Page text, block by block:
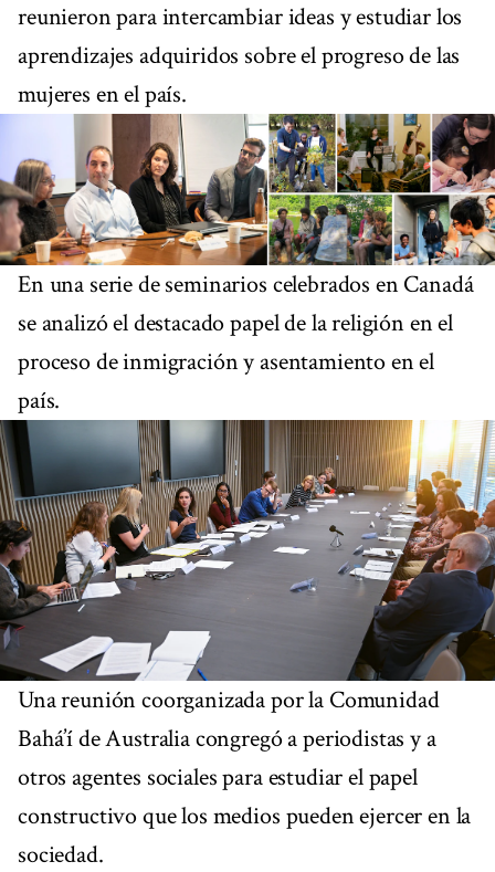
reunieron para intercambiar ideas y estudiar los
aprendizajes adquiridos sobre el progreso de las
mujeres en el país.
En una serie de seminarios celebrados en Canadá
se analizó el destacado papel de la religión en el
proceso de inmigración y asentamiento en el
país.
Una reunión coorganizada por la Comunidad
Bahá’í de Australia congregó a periodistas y a
otros agentes sociales para estudiar el papel
constructivo que los medios pueden ejercer en la
sociedad.